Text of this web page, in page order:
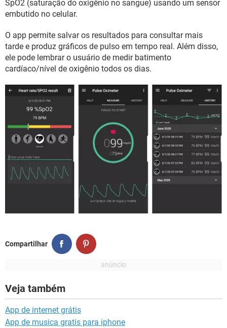
SpO2 (saturação do oxigênio no sangue) usando um sensor
embutido no celular.
O app permite salvar os resultados para consultar mais
tarde e produz gráficos de pulso em tempo real. Além disso,
ele pode lembrar o usuário de medir batimento
cardíaco/nível de oxigênio todos os dias.
Compartilhar
Veja também
App de internet grátis
App de musica gratis para iphone